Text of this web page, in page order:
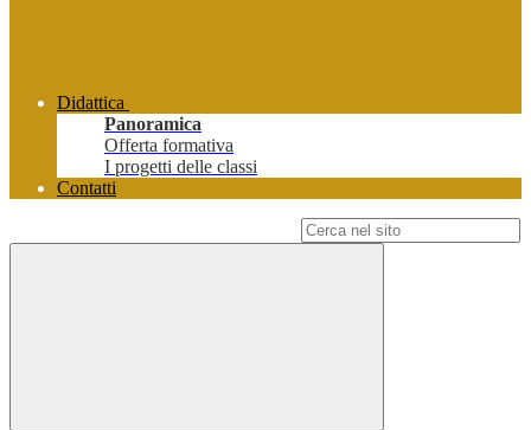
Didattica
Panoramica
Offerta formativa
I progetti delle classi
Contatti